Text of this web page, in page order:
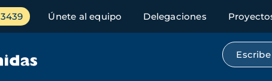
Únete al equipo Delegaciones